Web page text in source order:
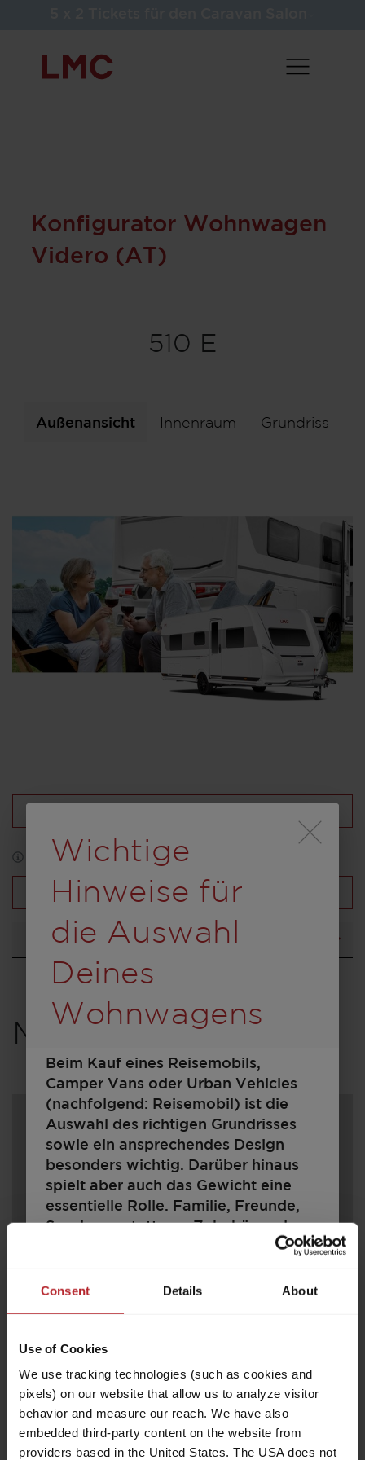
Consent Details About
Use of Cookies
We use tracking technologies (such as cookies and
pixels) on our website that allow us to analyze visitor
behavior and measure our reach. We have also
embedded third-party content on the website from
providers based in the United States. The USA does not
Konfigurator Wohnwagen
Videro (AT)
510 E
Außenansicht Innenraum Grundriss
*Abbildung kann zum Teil Sonderausstattung enthalten
Fahrzeugübersicht
Grundriss
Modell auswählen
35.200,– €
Preis aba) Schlafplätze
7,58 m
Länge
1600 kg
Zulässig. Gesamtgewicht
Durch Scrolling
Wichtige
Hinweise für
die Auswahl
Deines
Wohnwagens
Beim Kauf eines Reisemobils,
Camper Vans oder Urban Vehicles
(nachfolgend: Reisemobil) ist die
Auswahl des richtigen Grundrisses
sowie ein ansprechendes Design
besonders wichtig. Darüber hinaus
spielt aber auch das Gewicht eine
essentielle Rolle. Familie, Freunde,
Sonderausstattung, Zubehör und
Gepäck – all das soll Platz finden.
technische Grenzen für die
Gewicht ausgelegt, das im
Fahrbetrieb nicht überschritten
werden darf. Für Reisemobilkäufer
stellt sich damit die Frage: Wie muss
ich mein Fahrzeug konfigurieren, um
Fahrgäste, Gepäck und Zubehör